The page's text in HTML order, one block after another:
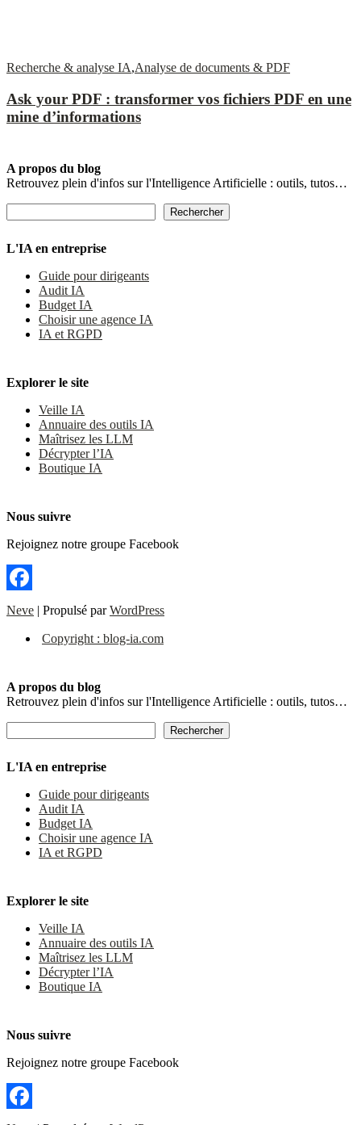
Recherche & analyse IA,Analyse de documents & PDF
Ask your PDF : transformer vos fichiers PDF en une
mine d’informations
A propos du blog
Retrouvez plein d'infos sur l'Intelligence Artificielle : outils, tutos…
Rechercher
L'IA en entreprise
Guide pour dirigeants
Audit IA
Budget IA
Choisir une agence IA
IA et RGPD
Explorer le site
Veille IA
Annuaire des outils IA
Maîtrisez les LLM
Décrypter l’IA
Boutique IA
Nous suivre
Rejoignez notre groupe Facebook
Facebook
Neve | Propulsé parWordPress
Copyright : blog-ia.com
A propos du blog
Retrouvez plein d'infos sur l'Intelligence Artificielle : outils, tutos…
Rechercher
L'IA en entreprise
Guide pour dirigeants
Audit IA
Budget IA
Choisir une agence IA
IA et RGPD
Explorer le site
Veille IA
Annuaire des outils IA
Maîtrisez les LLM
Décrypter l’IA
Boutique IA
Nous suivre
Rejoignez notre groupe Facebook
Facebook